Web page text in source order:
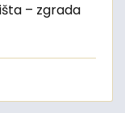
– zgrada